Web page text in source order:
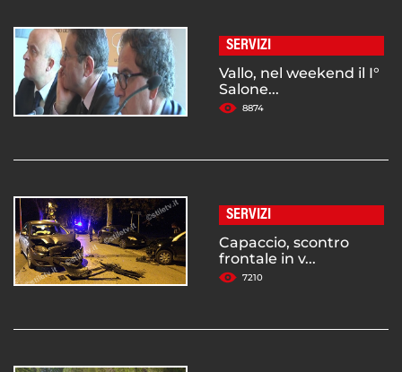
SERVIZI
Vallo, nel weekend il I°
Salone...
8874
SERVIZI
Capaccio, scontro
frontale in v...
7210